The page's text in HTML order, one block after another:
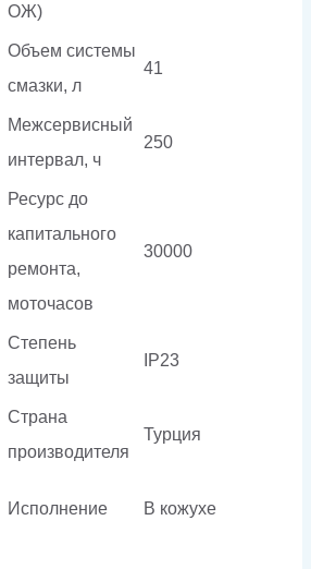
ОЖ)
Объем системы
смазки, л
41
Межсервисный
интервал, ч
250
Ресурс до
капитального
ремонта,
моточасов
30000
Степень
защиты
IP23
Страна
производителя
Турция
Исполнение В кожухе